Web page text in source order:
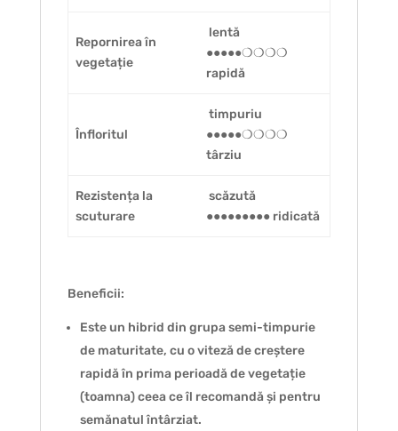
Repornirea în
vegetație
lentă
●●●●●❍❍❍❍
rapidă
Înfloritul
timpuriu
●●●●●❍❍❍❍
târziu
Rezistența la
scuturare
scăzută
●●●●●●●●● ridicată
Beneficii:
Este un hibrid din grupa semi-timpurie
de maturitate, cu o viteză de creștere
rapidă în prima perioadă de vegetație
(toamna) ceea ce îl recomandă și pentru
semănatul întârziat.